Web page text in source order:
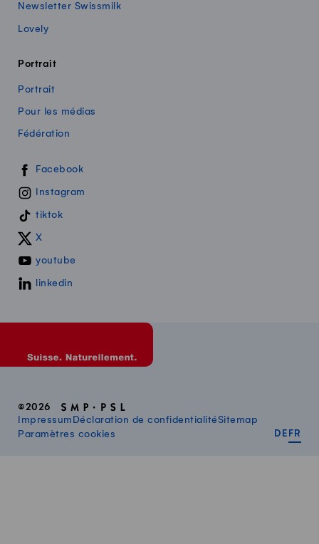
Newsletter Swissmilk
Lovely
Portrait
Portrait
Pour les médias
Fédération
Swissmilk sur les réseaux sociaux
Facebook
Instagram
tiktok
X
youtube
linkedin
©2026
Impressum Déclaration de confidentialitéSitemap
Paramètres cookies
DE FR